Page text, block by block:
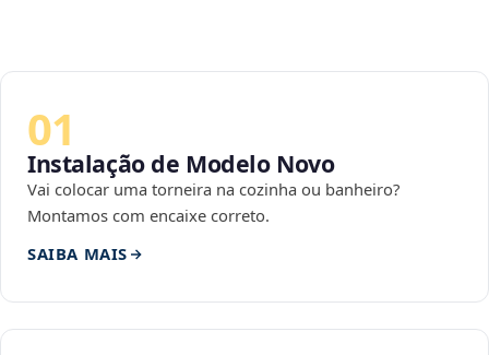
01
Instalação de Modelo Novo
Vai colocar uma torneira na cozinha ou banheiro?
Montamos com encaixe correto.
SAIBA MAIS